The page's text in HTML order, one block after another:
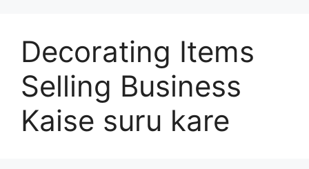
Decorating Items
Selling Business
Kaise suru kare